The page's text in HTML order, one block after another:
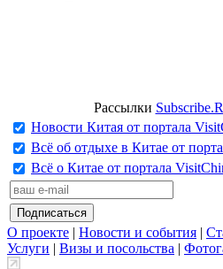
Рассылки
Новости Китая от портала
Всё об отдыхе в Китае от
Всё о Китае от портала
О проекте | Новости и события |
Услуги | Визы и посольства |